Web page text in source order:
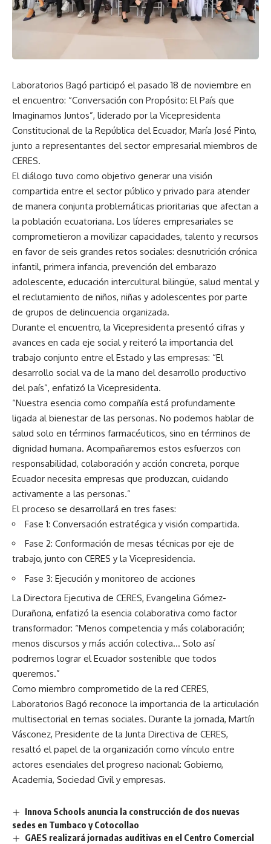
Laboratorios Bagó participó el pasado 18 de noviembre en
el encuentro: “Conversación con Propósito: El País que
Imaginamos Juntos”, liderado por la Vicepresidenta
Constitucional de la República del Ecuador, María José Pinto,
junto a representantes del sector empresarial miembros de
CERES.
El diálogo tuvo como objetivo generar una visión
compartida entre el sector público y privado para atender
de manera conjunta problemáticas prioritarias que afectan a
la población ecuatoriana. Los líderes empresariales se
comprometieron a movilizar capacidades, talento y recursos
en favor de seis grandes retos sociales: desnutrición crónica
infantil, primera infancia, prevención del embarazo
adolescente, educación intercultural bilingüe, salud mental y
el reclutamiento de niños, niñas y adolescentes por parte
de grupos de delincuencia organizada.
Durante el encuentro, la Vicepresidenta presentó cifras y
avances en cada eje social y reiteró la importancia del
trabajo conjunto entre el Estado y las empresas: “El
desarrollo social va de la mano del desarrollo productivo
del país”, enfatizó la Vicepresidenta.
“Nuestra esencia como compañía está profundamente
ligada al bienestar de las personas. No podemos hablar de
salud solo en términos farmacéuticos, sino en términos de
dignidad humana. Acompañaremos estos esfuerzos con
responsabilidad, colaboración y acción concreta, porque
Ecuador necesita empresas que produzcan, cuidando
activamente a las personas.”
El proceso se desarrollará en tres fases:
Fase 1: Conversación estratégica y visión compartida.
Fase 2: Conformación de mesas técnicas por eje de
trabajo, junto con CERES y la Vicepresidencia.
Fase 3: Ejecución y monitoreo de acciones
La Directora Ejecutiva de CERES, Evangelina Gómez-
Durañona, enfatizó la esencia colaborativa como factor
transformador: “Menos competencia y más colaboración;
menos discursos y más acción colectiva… Solo así
podremos lograr el Ecuador sostenible que todos
queremos.”
Como miembro comprometido de la red CERES,
Laboratorios Bagó reconoce la importancia de la articulación
multisectorial en temas sociales. Durante la jornada, Martín
Vásconez, Presidente de la Junta Directiva de CERES,
resaltó el papel de la organización como vínculo entre
actores esenciales del progreso nacional: Gobierno,
Academia, Sociedad Civil y empresas.
Innova Schools anuncia la construcción de dos nuevas
sedes en Tumbaco y Cotocollao
GAES realizará jornadas auditivas en el Centro Comercial